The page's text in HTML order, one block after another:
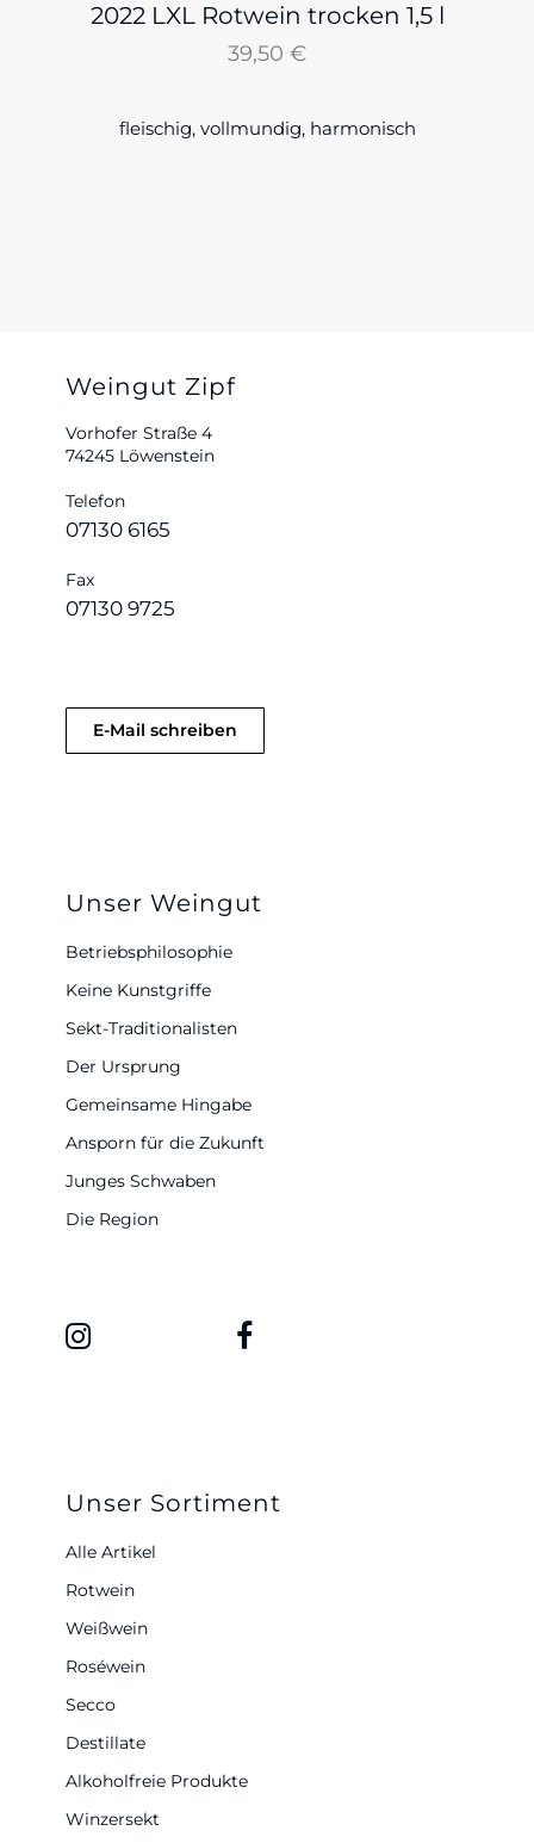
2022 LXL Rotwein trocken 1,5 l
39,50 €
fleischig, vollmundig, harmonisch
Weingut Zipf
Vorhofer Straße 4
74245 Löwenstein
Telefon
07130 6165
Fax
07130 9725
E-Mail schreiben
Unser Weingut
Betriebsphilosophie
Keine Kunstgriffe
Sekt-Traditionalisten
Der Ursprung
Gemeinsame Hingabe
Ansporn für die Zukunft
Junges Schwaben
Die Region
Unser Sortiment
Alle Artikel
Rotwein
Weißwein
Roséwein
Secco
Destillate
Alkoholfreie Produkte
Winzersekt